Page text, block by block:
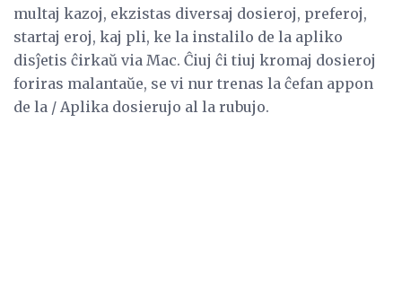
multaj kazoj, ekzistas diversaj dosieroj, preferoj,
startaj eroj, kaj pli, ke la instalilo de la apliko
disĵetis ĉirkaŭ via Mac. Ĉiuj ĉi tiuj kromaj dosieroj
foriras malantaŭe, se vi nur trenas la ĉefan appon
de la / Aplika dosierujo al la rubujo.